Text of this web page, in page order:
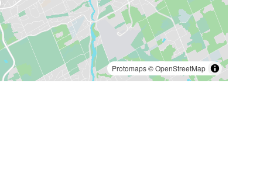
Protomaps©OpenStreetMap